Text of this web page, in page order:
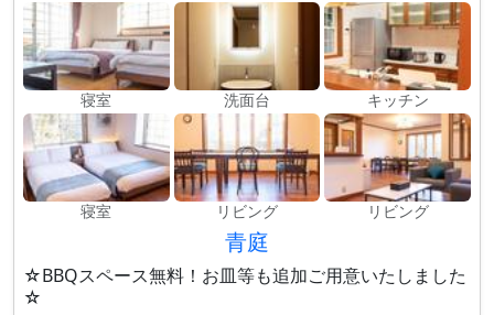
寝室 洗面台 キッチン
寝室 リビング リビング
青庭
☆BBQスペース無料！お皿等も追加ご用意いたしました
☆